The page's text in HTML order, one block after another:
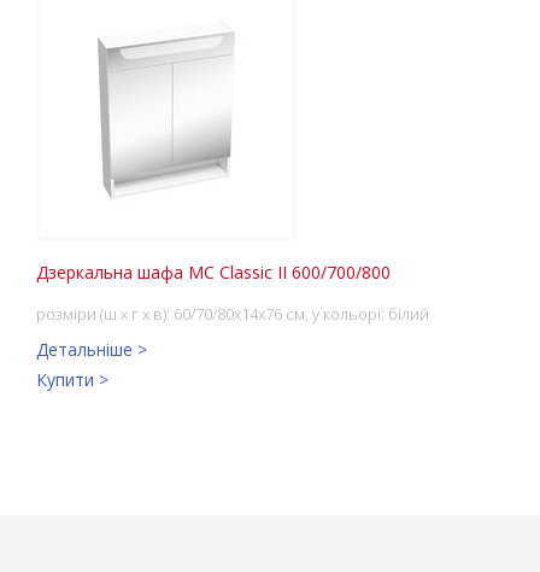
Дзеркальна шафа MC Classic II 600/700/800
розміри (ш x г x в): 60/70/80x14x76 см, у кольорі: білий
Детальніше >
Купити >